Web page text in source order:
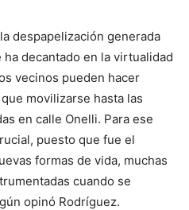
despapelización generada
decantado en la virtualidad
vecinos pueden hacer
movilizarse hasta las
en calle Onelli. Para ese
puesto que fue el
formas de vida, muchas
cuando se
opinó Rodríguez.